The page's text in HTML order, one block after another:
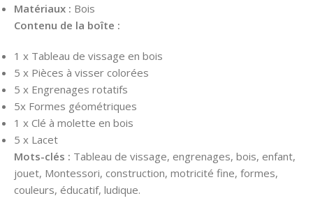
Matériaux : Bois
Contenu de la boîte :
1 x Tableau de vissage en bois
5 x Pièces à visser colorées
5 x Engrenages rotatifs
5x Formes géométriques
1 x Clé à molette en bois
5 x Lacet
Mots-clés : Tableau de vissage, engrenages, bois, enfant,
jouet, Montessori, construction, motricité fine, formes,
couleurs, éducatif, ludique.